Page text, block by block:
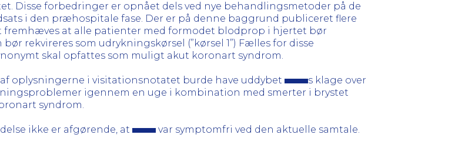
Disse forbedringer er opnået dels ved nye behandlingsmetoder på de
i den præhospitale fase. Der er på denne baggrund publiceret flere
at alle patienter med formodet blodprop i hjertet bør
rekvireres som udrykningskørsel (”kørsel 1”) Fælles for disse
skal opfattes som muligt akut koronart syndrom.
oplysningerne i visitationsnotatet burde have uddybet
s klage over
igennem en uge i kombination med smerter i brystet
syndrom.
ikke er afgørende, at var symptomfri ved den aktuelle samtale.